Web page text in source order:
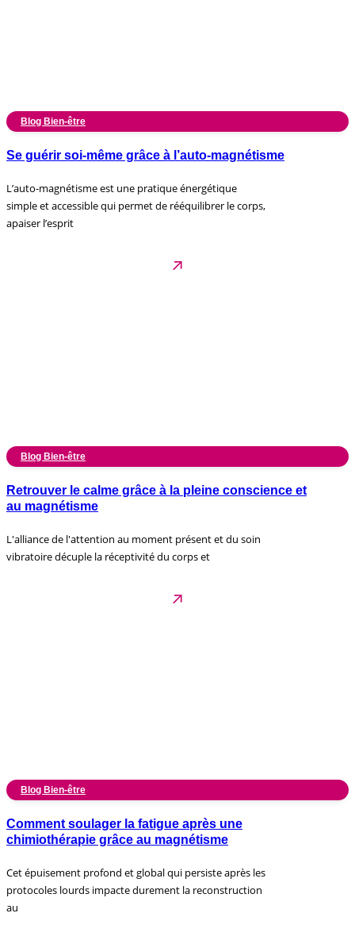
Blog Bien-être
Se guérir soi-même grâce à l’auto-magnétisme
L’auto-magnétisme est une pratique énergétique
simple et accessible qui permet de rééquilibrer le corps,
apaiser l’esprit
Blog Bien-être
Retrouver le calme grâce à la pleine conscience et
au magnétisme
L'alliance de l'attention au moment présent et du soin
vibratoire décuple la réceptivité du corps et
Blog Bien-être
Comment soulager la fatigue après une
chimiothérapie grâce au magnétisme
Cet épuisement profond et global qui persiste après les
protocoles lourds impacte durement la reconstruction
au